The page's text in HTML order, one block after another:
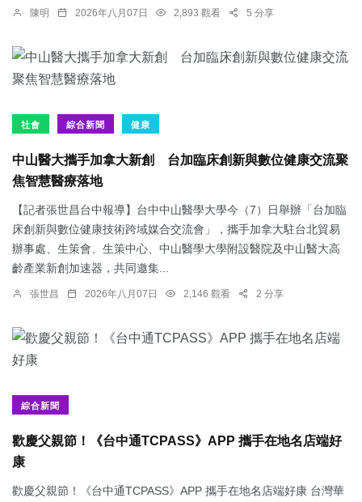
陳明 2026年八月07日 2,893 觀看 5 分享
社會 綜合新聞 健康
中山醫大攜手加拿大新創 台加臨床創新與數位健康交流聚
焦智慧醫療落地
【記者張世昌台中報導】台中中山醫學大學今（7）日舉辦「台加臨
床創新與數位健康技術跨域媒合交流會」，攜手加拿大駐台北貿易
辦事處、生策會、生策中心、中山醫學大學附設醫院及中山醫大高
齡產業新創加速器，共同邀集...
張世昌 2026年八月07日 2,146 觀看 2 分享
綜合新聞
歡慶父親節！《台中通TCPASS》APP 攜手在地名店端好
康
歡慶父親節！《台中通TCPASS》APP 攜手在地名店端好康 台灣華